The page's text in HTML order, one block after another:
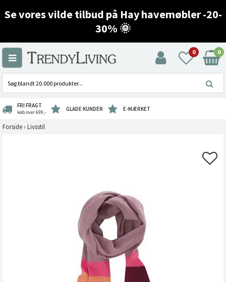
Se vores vilde tilbud på Hay havemøbler -20-
30% 🌞
0 0
FRI FRAGT
køb over 699,- GLADE KUNDER E-MÆRKET
Forside › Livsstil